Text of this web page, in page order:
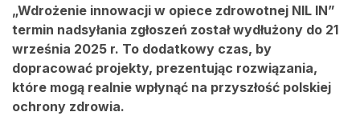
„Wdrożenie innowacji w opiece zdrowotnej NIL IN”
termin nadsyłania zgłoszeń został wydłużony do 21
września 2025 r. To dodatkowy czas, by
dopracować projekty, prezentując rozwiązania,
które mogą realnie wpłynąć na przyszłość polskiej
ochrony zdrowia.